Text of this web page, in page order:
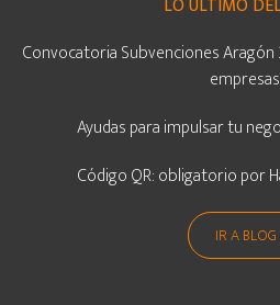
LO ÚLTIMO
Convocatoria Subvenciones Aragón
Ayudas para impulsar tu
Código QR: obligatorio por
IR A BLOG